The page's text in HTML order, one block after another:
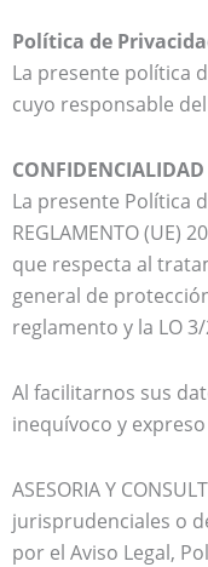
Política de
La presente política
cuyo responsable del
CONFIDENCIALIDAD
La presente Política
REGLAMENTO (UE)
que respecta al
general de
reglamento y la LO
Al facilitarnos sus
inequívoco y
ASESORIA Y
jurisprudenciales o
por el Aviso Legal,